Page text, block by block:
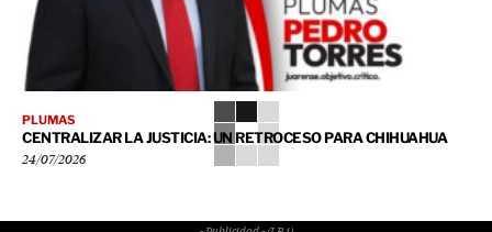
PLUMAS
CENTRALIZAR LA JUSTICIA: UN RETROCESO PARA CHIHUAHUA
24/07/2026